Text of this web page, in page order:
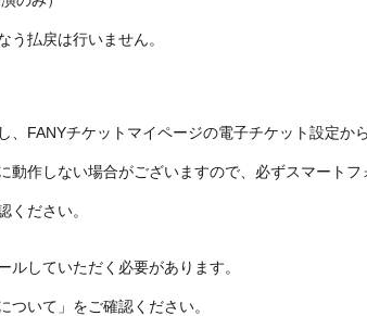
払戻は行いません。
FANYチケットマイページの電子チケット設定か
作しない場合がございますので、必ずスマートフ
ださい。
していただく必要があります。
いて」をご確認ください。